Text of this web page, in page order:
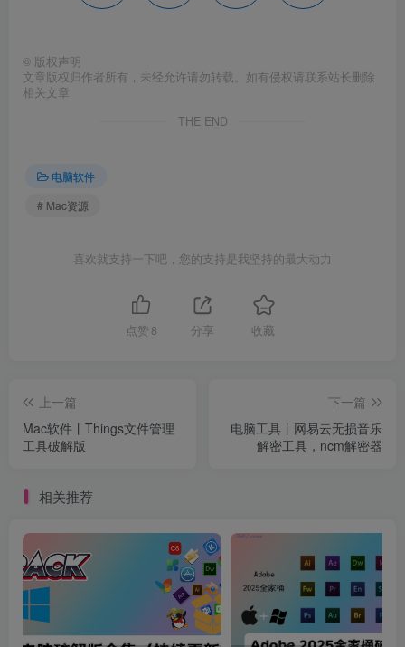
© 版权声明
文章版权归作者所有，未经允许请勿转载。如有侵权请联系站长删除
相关文章
THE END
电脑软件
# Mac资源
喜欢就支持一下吧，您的支持是我坚持的最大动力
点赞 8 分享 收藏
上一篇
Mac软件丨Things文件管理
工具破解版
下一篇
电脑工具丨网易云无损音乐
解密工具，ncm解密器
相关推荐